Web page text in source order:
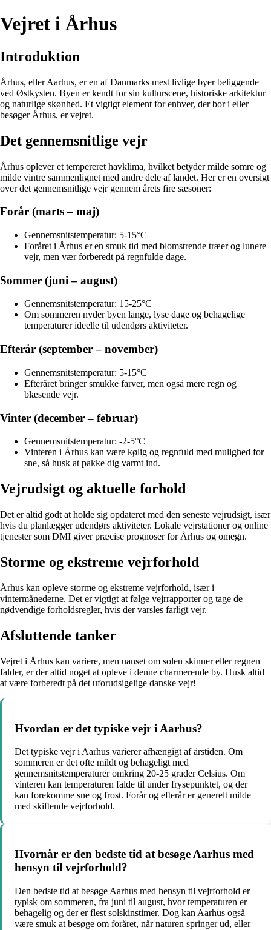
Vejret i Århus
Introduktion
Århus, eller Aarhus, er en af Danmarks mest livlige byer beliggende
ved Østkysten. Byen er kendt for sin kulturscene, historiske arkitektur
og naturlige skønhed. Et vigtigt element for enhver, der bor i eller
besøger Århus, er vejret.
Det gennemsnitlige vejr
Århus oplever et tempereret havklima, hvilket betyder milde somre og
milde vintre sammenlignet med andre dele af landet. Her er en oversigt
over det gennemsnitlige vejr gennem årets fire sæsoner:
Forår (marts – maj)
Gennemsnitstemperatur: 5-15°C
Foråret i Århus er en smuk tid med blomstrende træer og lunere
vejr, men vær forberedt på regnfulde dage.
Sommer (juni – august)
Gennemsnitstemperatur: 15-25°C
Om sommeren nyder byen lange, lyse dage og behagelige
temperaturer ideelle til udendørs aktiviteter.
Efterår (september – november)
Gennemsnitstemperatur: 5-15°C
Efteråret bringer smukke farver, men også mere regn og
blæsende vejr.
Vinter (december – februar)
Gennemsnitstemperatur: -2-5°C
Vinteren i Århus kan være kølig og regnfuld med mulighed for
sne, så husk at pakke dig varmt ind.
Vejrudsigt og aktuelle forhold
Det er altid godt at holde sig opdateret med den seneste vejrudsigt, især
hvis du planlægger udendørs aktiviteter. Lokale vejrstationer og online
tjenester som DMI giver præcise prognoser for Århus og omegn.
Storme og ekstreme vejrforhold
Århus kan opleve storme og ekstreme vejrforhold, især i
vintermånederne. Det er vigtigt at følge vejrrapporter og tage de
nødvendige forholdsregler, hvis der varsles farligt vejr.
Afsluttende tanker
Vejret i Århus kan variere, men uanset om solen skinner eller regnen
falder, er der altid noget at opleve i denne charmerende by. Husk altid
at være forberedt på det uforudsigelige danske vejr!
Hvordan er det typiske vejr i Aarhus?
Det typiske vejr i Aarhus varierer afhængigt af årstiden. Om
sommeren er det ofte mildt og behageligt med
gennemsnitstemperaturer omkring 20-25 grader Celsius. Om
vinteren kan temperaturen falde til under frysepunktet, og der
kan forekomme sne og frost. Forår og efterår er generelt milde
med skiftende vejrforhold.
Hvornår er den bedste tid at besøge Aarhus med
hensyn til vejrforhold?
Den bedste tid at besøge Aarhus med hensyn til vejrforhold er
typisk om sommeren, fra juni til august, hvor temperaturen er
behagelig og der er flest solskinstimer. Dog kan Aarhus også
være smuk at besøge om foråret, når naturen springer ud, eller